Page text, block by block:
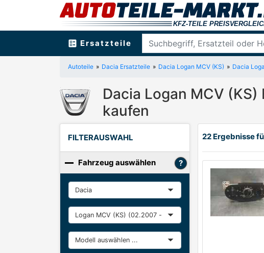
ballot Ersatzteile
Autoteile Dacia Ersatzteile Dacia Logan MCV (KS) Dacia
Dacia Logan MCV
kaufen
FILTERAUSWAHL
Fahrzeug auswählen
Hersteller
Baureihe
Modell
22 Ergebnisse